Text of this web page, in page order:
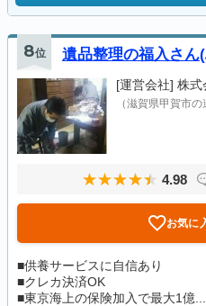
8位 遺品整理の福入さん
[運営会社] 株式
（滋賀県甲賀市の
4.98
お気に
■供養サービスに自信あり
■クレカ決済OK
■東京海上の保険加入で最大1億...